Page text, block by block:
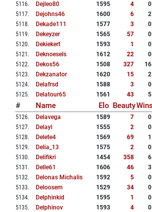
5116. Dejleo80 1595 4
0
5117. Dejohns46 1600 6
2
5118. Dekade111 1577 3
0
5119. Dekeyzer 1565 57
0
5120. Dekiekert 1593 1
0
5121 . Deknoesels 1612 22
0
5122. Dekos56 1508 327
16
5123. Dekzanator 1620 15
2
5124. Delafrsd 1588 3
0
5125. Delatour65 1561 43 5
# Name Elo BeautyWins
5126. Delavega 1589 7
0
5127. Delayl 1555 2
0
5128. Delete4 1569 69
1
5129. Delia_13 1575 2
0
5130. Delifikri 1454 358
6
5131 . Delle61 1606 46
3
5132. Delonas Michalis 1592 5
0
5133. Deloosem 1529 34
0
5134. Delphinkid 1595 1
0
5135. Delphinov 1593 4
0